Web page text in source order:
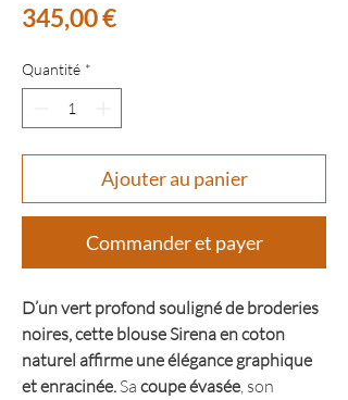
345,00 €Prix
Quantité *
Ajouter au panier
Commander et payer
D’un vert profond souligné de broderies
noires, cette blouse Sirena en coton
naturel affirme une élégance graphique
et enracinée. Sa coupe évasée, son